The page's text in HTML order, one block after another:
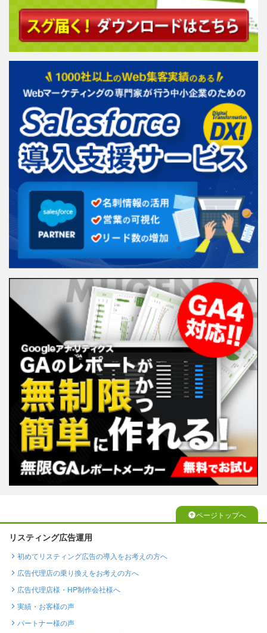
ページトップへ
リスティング広告運用
初めてリスティング広告の導入をお考えの方へ
広告代理店の乗り換えをお考えの方へ
広告代理店様・HP制作会社様へ
実績・お客様の声
パートナー様の声